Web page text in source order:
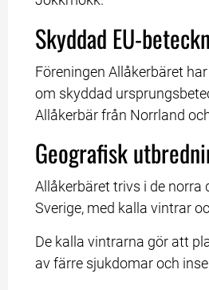
Skyddad EU-
Föreningen Allåkerbäret
om skyddad
Allåkerbär från Norrland
Geografisk
Allåkerbäret trivs i de norra
Sverige, med kalla vintrar
De kalla vintrarna gör att
av färre sjukdomar och